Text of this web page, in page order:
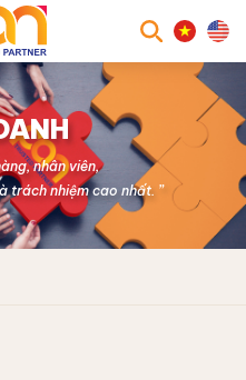
nhân viên,
trách nhiệm cao nhất. ”